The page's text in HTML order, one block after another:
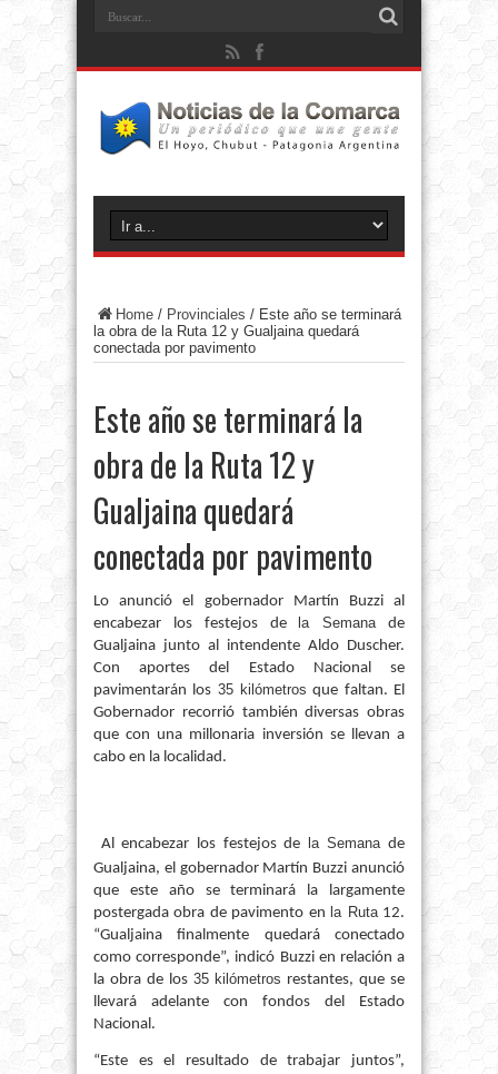
Home / Provinciales / Este año se terminará
la obra de la Ruta 12 y Gualjaina quedará
conectada por pavimento
Este año se terminará la
obra de la Ruta 12 y
Gualjaina quedará
conectada por pavimento
Lo anunció el gobernador Martín Buzzi al
encabezar los festejos dela Semanade
Gualjaina junto al intendente Aldo Duscher.
Con aportes del Estado Nacional se
pavimentarán los 35 kilómetros que faltan. El
Gobernador recorrió también diversas obras
que con una millonaria inversión se llevan a
cabo en la localidad.
Al encabezar los festejos de la Semanade
Gualjaina, el gobernador Martín Buzzi anunció
que este año se terminará la largamente
postergada obra de pavimento enla Ruta12.
“Gualjaina finalmente quedará conectado
como corresponde”, indicó Buzzi en relación a
la obra de los 35 kilómetros restantes, que se
llevará adelante con fondos del Estado
Nacional.
“Este es el resultado de trabajar juntos”,